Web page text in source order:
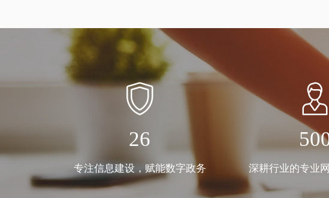
26
专注信息建设，赋能数字政务 深耕行业的专业